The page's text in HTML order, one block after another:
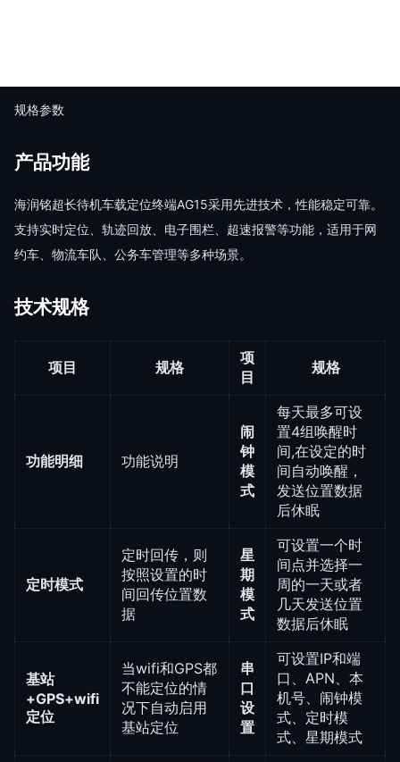
规格参数
产品功能
海润铭超长待机⻋载定位终端AG15采用先进技术，性能稳定可靠。
支持实时定位、轨迹回放、电子围栏、超速报警等功能，适用于网
约车、物流车队、公务车管理等多种场景。
技术规格
项目 规格
项
目
规格
功能明细 功能说明
闹
钟
模
式
每天最多可设
置4组唤醒时
间,在设定的时
间⾃动唤醒，
发送位置数据
后休眠
定时模式
定时回传，则
按照设置的时
间回传位置数
据
星
期
模
式
可设置⼀个时
间点并选择⼀
周的⼀天或者
⼏天发送位置
数据后休眠
基站
+GPS+wifi
定位
当wifi和GPS都
不能定位的情
况下⾃动启⽤
基站定位
串
⼝
设
置
可设置IP和端
⼝、APN、本
机号、闹钟模
式、定时模
式、星期模式